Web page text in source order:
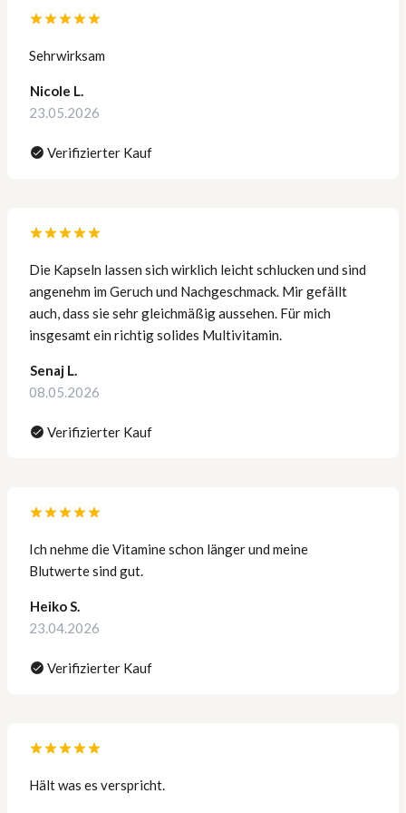
Sehrwirksam
Nicole L.
23.05.2026
Verifizierter Kauf
Die Kapseln lassen sich wirklich leicht schlucken und sind
angenehm im Geruch und Nachgeschmack. Mir gefällt
auch, dass sie sehr gleichmäßig aussehen. Für mich
insgesamt ein richtig solides Multivitamin.
Senaj L.
08.05.2026
Verifizierter Kauf
Ich nehme die Vitamine schon länger und meine
Blutwerte sind gut.
Heiko S.
23.04.2026
Verifizierter Kauf
Hält was es verspricht.